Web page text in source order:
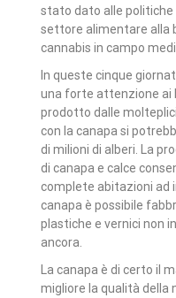
stato dato alle politiche
settore alimentare alla
cannabis in campo
In queste cinque
una forte attenzione ai
prodotto dalle
con la canapa si
di milioni di alberi. La
di canapa e calce
complete abitazioni ad
canapa è possibile
plastiche e vernici non
ancora.
La canapa è di certo il
migliore la qualità